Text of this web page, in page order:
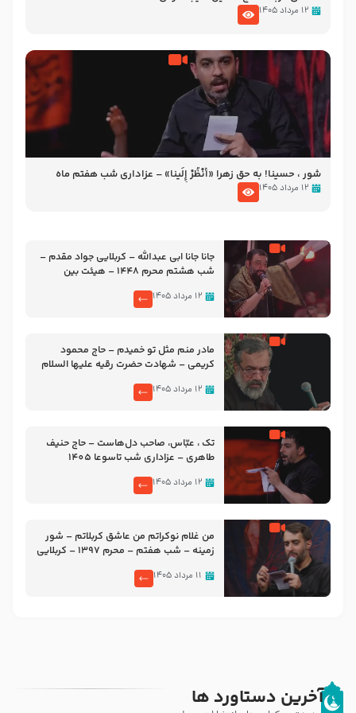
۱۲ مرداد ۱۴۰۵
شور ، حسینا! به‌ حق زهرا «أُنْظُرْ إِلَینا» – عزاداری شب هفتم ماه
محرّم 1405
۱۲ مرداد ۱۴۰۵
جانا جانا ابی عبدالله – کربلایی جواد مقدم –
شب هشتم محرم 1448 – هیئت بین
۱۲ مرداد ۱۴۰۵
مادر منم مثل تو خمیدم – حاج محمود
کریمی – شهادت حضرت رقیه علیها السلام
۱۲ مرداد ۱۴۰۵
تک ، عبّاس، صاحب دل‌هاست – حاج حنیف
طاهری – عزاداری شب تاسوعا 1405
۱۲ مرداد ۱۴۰۵
من غلام نوکراتم من عاشق کربلاتم – شور
زمینه – شب هفتم – محرم 1397 – کربلایی
۱۱ مرداد ۱۴۰۵
آخرین دستاورد ها